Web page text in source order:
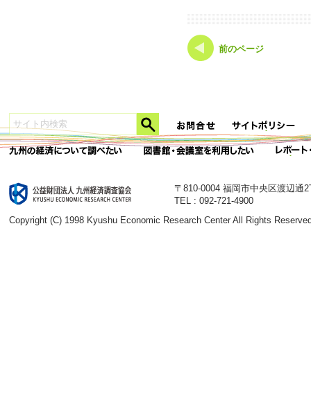
前のページ
〒810-0004 福岡市中央区渡辺通
TEL : 092-721-4900
Copyright (C) 1998 Kyushu Economic Research Center All Rights